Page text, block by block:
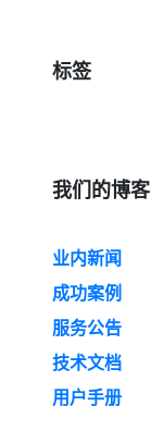
标签
我们的博客
业内新闻
成功案例
服务公告
技术文档
用户手册